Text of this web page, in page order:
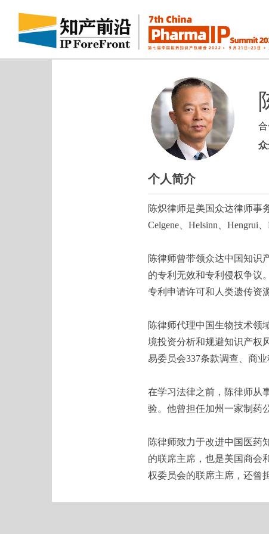
合
个人简介
陈炽律师是美国众达律师事
Celgene、Helsinn、Hengrui
陈律师曾带领众达中国知识
的专利无效和专利侵权争议
专利申请许可和人类遗传资
陈律师代理中国生物技术领
境投资分析和规避知识产权
易委员会337条款调查、商
在学习法律之前，陈律师从
验。他曾担任加州一家制药
陈律师致力于改进中国医药
的联席主席，也是美国商会
权委员会的联席主席，还曾